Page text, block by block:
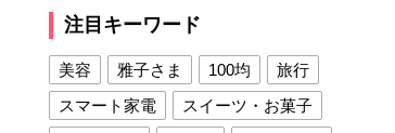
注目キーワード
美容 雅子さま 100均
旅行
スマート家電
スイーツ・お菓子